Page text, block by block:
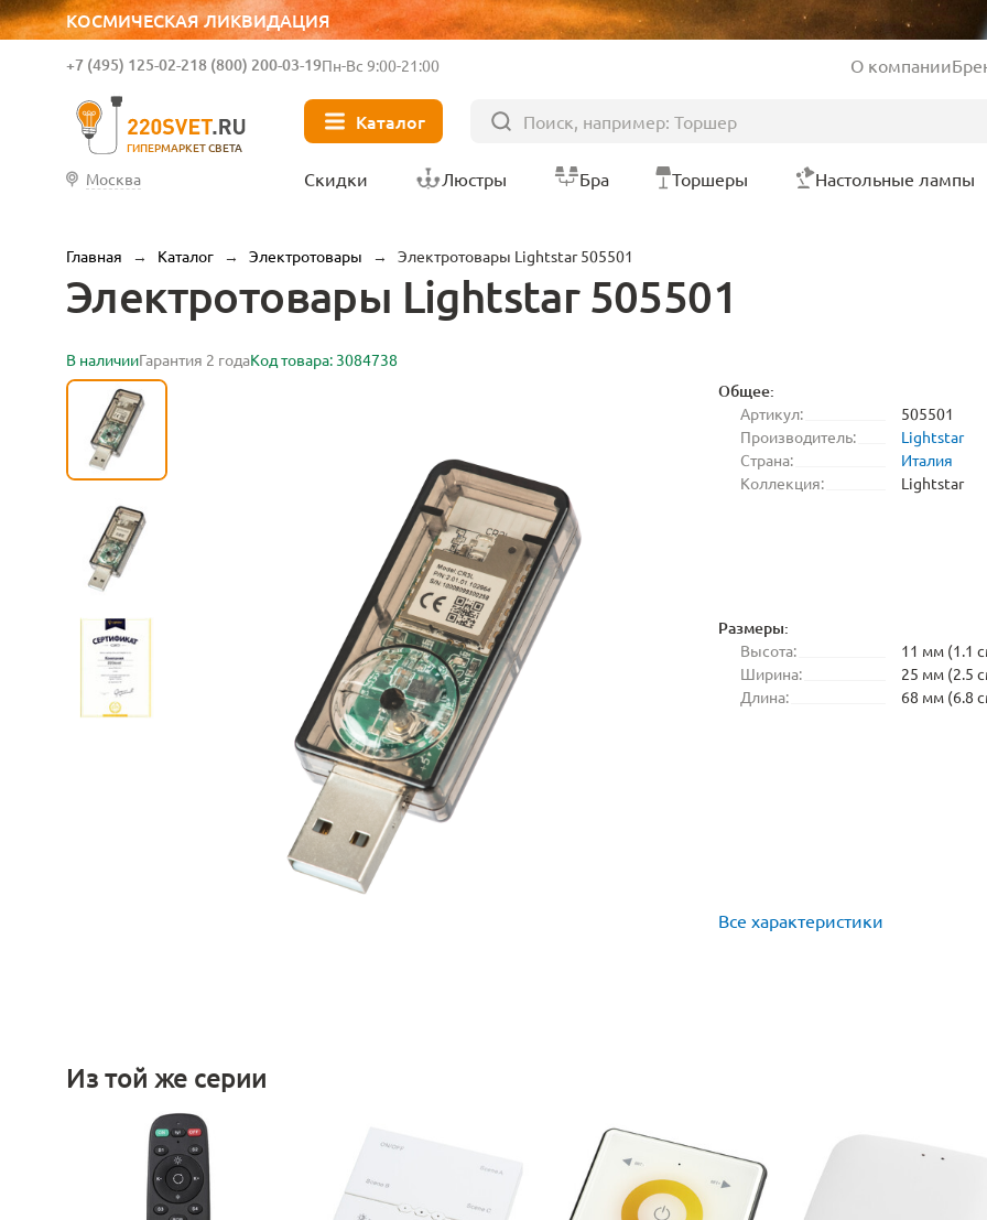
КОСМИЧЕСКАЯ ЛИКВИДАЦИЯ
ГИПЕРМАРКЕТ СВЕТА
+7 (495) 125-02-218 (800) 200-03-19Пн-Вс 9:00-21:00 О компании
Каталог
Москва Скидки Люстры Бра Торшеры Настольные лампы
Главная → Каталог → Электротовары → Электротовары Lightstar 505501
Электротовары Lightstar 505501
В наличииГарантия 2 годаКод товара: 3084738
Общее:
Артикул:
505501
Производитель:
Lightstar
Страна:
Италия
Коллекция:
Lightstar
Размеры:
Высота:
11 мм (1.1
Ширина:
25 мм (2.5
Длина:
68 мм (6.8
Все характеристики
Из той же серии